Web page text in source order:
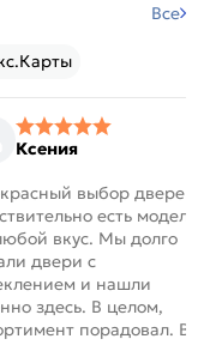
Все
Ксения
выбор
есть модели
вкус. Мы долго
двери с
и нашли
здесь. В целом,
порадовал. В